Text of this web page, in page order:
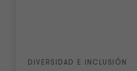
DIVERSIDAD E INCLUSIÓN